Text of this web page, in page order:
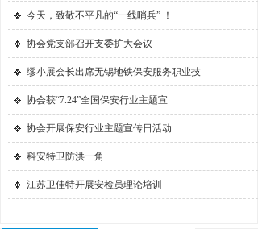
今天，致敬不平凡的“一线哨兵” ！
协会党支部召开支委扩大会议
缪小展会长出席无锡地铁保安服务职业技
协会获“7.24”全国保安行业主题宣
协会开展保安行业主题宣传日活动
科安特卫防洪一角
江苏卫佳特开展安检员理论培训